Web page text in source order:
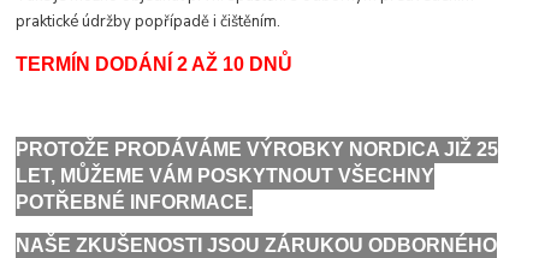
praktické údržby popřípadě i čištěním.
TERMÍN DODÁNÍ 2 AŽ 10 DNŮ
PROTOŽE PRODÁVÁME VÝROBKY NORDICA JIŽ 25
LET, MŮŽEME VÁM POSKYTNOUT VŠECHNY
POTŘEBNÉ INFORMACE.
NAŠE ZKUŠENOSTI JSOU ZÁRUKOU ODBORNÉHO